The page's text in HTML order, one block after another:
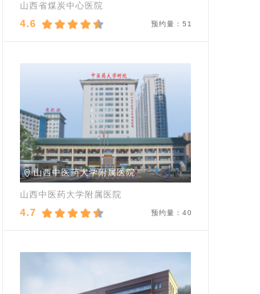
山西省煤炭中心医院
4.6 预约量：51
山西中医药大学附属医院
山西中医药大学附属医院
4.7 预约量：40